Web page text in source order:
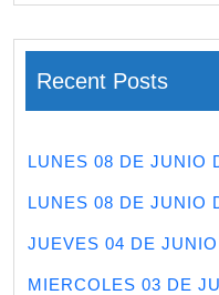
Recent Posts
LUNES 08 DE JUNIO
LUNES 08 DE JUNIO
JUEVES 04 DE
MIERCOLES 03 DE